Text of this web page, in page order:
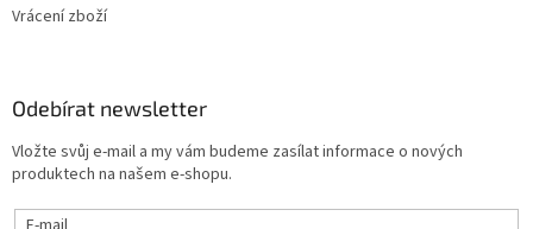
Vrácení zboží
Odebírat newsletter
Vložte svůj e-mail a my vám budeme zasílat informace o nových
produktech na našem e-shopu.